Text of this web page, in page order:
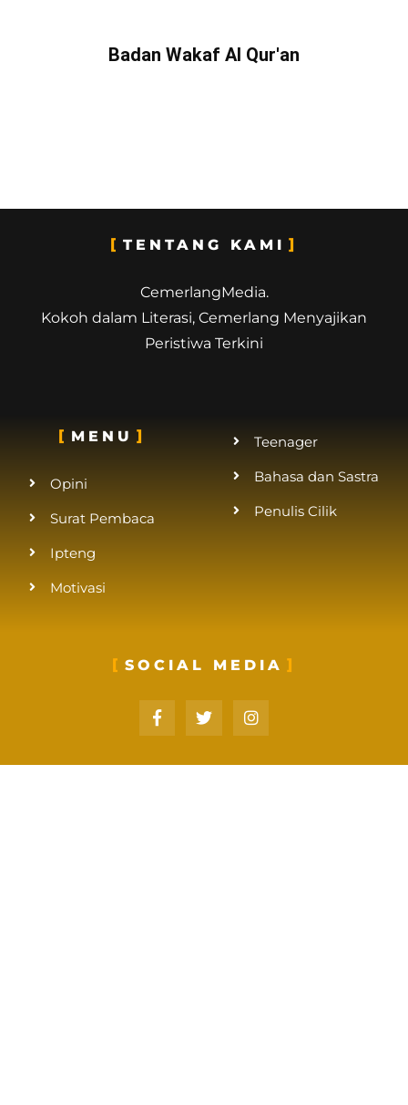
Badan Wakaf Al Qur'an
TENTANG KAMI
CemerlangMedia.
Kokoh dalam Literasi, Cemerlang Menyajikan
Peristiwa Terkini
MENU
Opini
Surat Pembaca
Ipteng
Motivasi
Teenager
Bahasa dan Sastra
Penulis Cilik
SOCIAL MEDIA